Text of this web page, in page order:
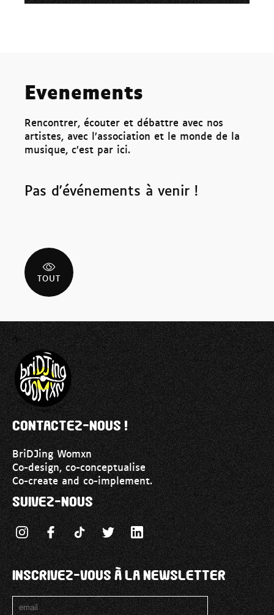
Evenements
Rencontrer, écouter et débattre avec nos
artistes, avec l’association et le monde de la
musique, c’est par ici.
Pas d'événements à venir !
TOUT
Contactez-nous !
BriDJing Womxn
Co-design, co-conceptualise
Co-create and co-implement.
Suivez-nous
Inscrivez-vous à la Newsletter